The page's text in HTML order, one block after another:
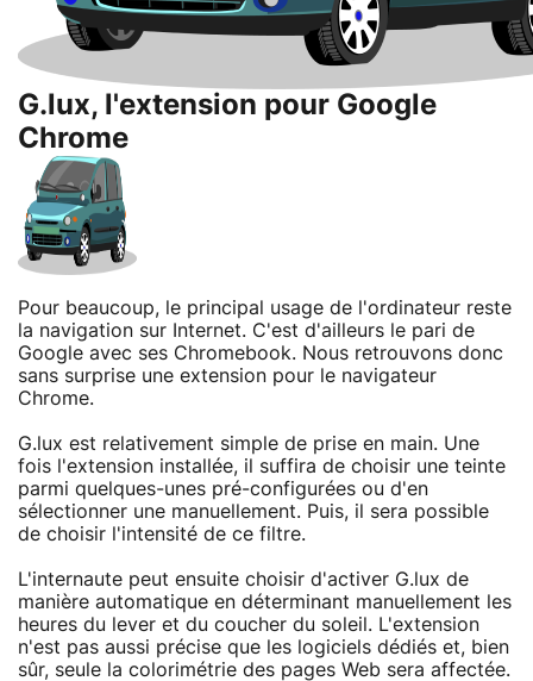
G.lux, l'extension pour Google
Chrome
Pour beaucoup, le principal usage de l'ordinateur reste
la navigation sur Internet. C'est d'ailleurs le pari de
Google avec ses Chromebook. Nous retrouvons donc
sans surprise une extension pour le navigateur
Chrome.
G.lux est relativement simple de prise en main. Une
fois l'extension installée, il suffira de choisir une teinte
parmi quelques-unes pré-configurées ou d'en
sélectionner une manuellement. Puis, il sera possible
de choisir l'intensité de ce filtre.
L'internaute peut ensuite choisir d'activer G.lux de
manière automatique en déterminant manuellement les
heures du lever et du coucher du soleil. L'extension
n'est pas aussi précise que les logiciels dédiés et, bien
sûr, seule la colorimétrie des pages Web sera affectée.